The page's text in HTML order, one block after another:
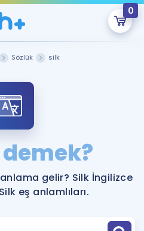
0
DEĞİLİM
An Boş.
onlarca eğitim seni
Sözlük silk
gelir? Silk İngilizce
eş anlamlıları.